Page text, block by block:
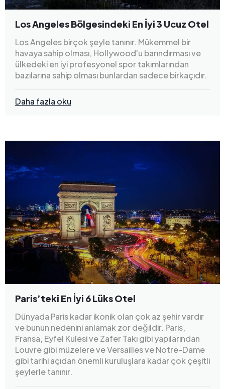
Los Angeles Bölgesindeki En İyi 3 Ucuz Otel
Los Angeles birçok şeyle tanınır. Mükemmel bir
havaya sahip olması, Hollywood'u barındırması ve
ülkedeki en iyi profesyonel spor takımlarından
bazılarına sahip olması bunlardan sadece birkaçıdır.
Daha fazla oku
Paris’teki En İyi 6 Lüks Otel
Dünyada Paris kadar ikonik olan çok az şehir vardır
ve bunun nedenini anlamak zor değildir. Paris,
Fransa, Eyfel Kulesi ve Zafer Takı gibi yapılarından
Louvre gibi müzelere ve Versailles ve Notre-Dame
gibi tarihi açıdan önemli kuruluşlara kadar çok çeşitli
şeylerle tanınır.